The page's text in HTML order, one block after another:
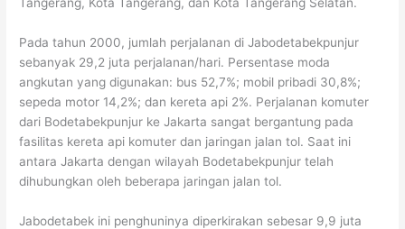
Pada tahun 2000, jumlah perjalanan di Jabodetabekpunjur
sebanyak 29,2 juta perjalanan/hari. Persentase moda
angkutan yang digunakan: bus 52,7%; mobil pribadi 30,8%;
sepeda motor 14,2%; dan kereta api 2%. Perjalanan komuter
dari Bodetabekpunjur ke Jakarta sangat bergantung pada
fasilitas kereta api komuter dan jaringan jalan tol. Saat ini
antara Jakarta dengan wilayah Bodetabekpunjur telah
dihubungkan oleh beberapa jaringan jalan tol.
Jabodetabek ini penghuninya diperkirakan sebesar 9,9 juta